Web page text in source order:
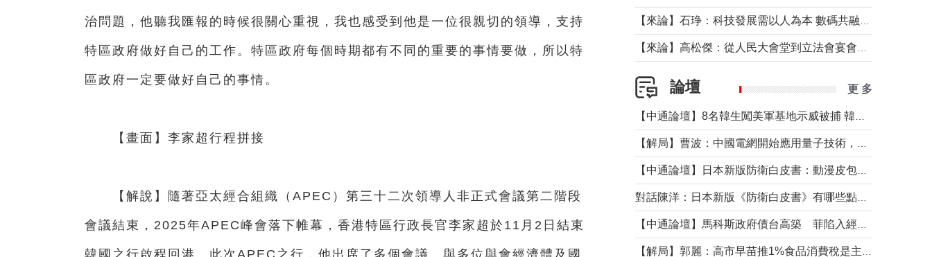
治問題，他聽我匯報的時候很關心重視，我也感受到他是一位很親切的領導，支持
特區政府做好自己的工作。特區政府每個時期都有不同的重要的事情要做，所以特
區政府一定要做好自己的事情。
【畫面】李家超行程拼接
【解說】隨著亞太經合組織（APEC）第三十二次領導人非正式會議第二階段
會議結束，2025年APEC峰會落下帷幕，香港特區行政長官李家超於11月2日結束
韓國之行啟程回港。此次APEC之行，他出席了多個會議、與多位與會經濟體及國
論壇 更 多